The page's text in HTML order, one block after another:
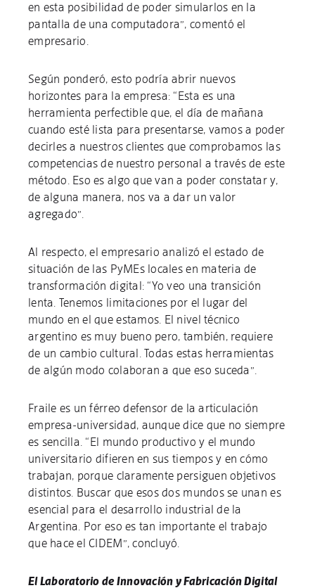
en esta posibilidad de poder simularlos en la
pantalla de una computadora”, comentó el
empresario.
Según ponderó, esto podría abrir nuevos
horizontes para la empresa: “Esta es una
herramienta perfectible que, el día de mañana
cuando esté lista para presentarse, vamos a poder
decirles a nuestros clientes que comprobamos las
competencias de nuestro personal a través de este
método. Eso es algo que van a poder constatar y,
de alguna manera, nos va a dar un valor
agregado”.
Al respecto, el empresario analizó el estado de
situación de las PyMEs locales en materia de
transformación digital: “Yo veo una transición
lenta. Tenemos limitaciones por el lugar del
mundo en el que estamos. El nivel técnico
argentino es muy bueno pero, también, requiere
de un cambio cultural. Todas estas herramientas
de algún modo colaboran a que eso suceda”.
Fraile es un férreo defensor de la articulación
empresa-universidad, aunque dice que no siempre
es sencilla. “El mundo productivo y el mundo
universitario difieren en sus tiempos y en cómo
trabajan, porque claramente persiguen objetivos
distintos. Buscar que esos dos mundos se unan es
esencial para el desarrollo industrial de la
Argentina. Por eso es tan importante el trabajo
que hace el CIDEM”, concluyó.
El Laboratorio de Innovación y Fabricación Digital